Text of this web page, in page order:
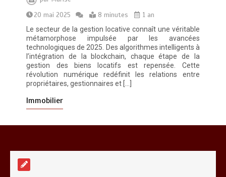
20 mai 2025
8 minutes
1 an
Le secteur de la gestion locative connaît une véritable
métamorphose impulsée par les avancées
technologiques de 2025. Des algorithmes intelligents à
l’intégration de la blockchain, chaque étape de la
gestion des biens locatifs est repensée. Cette
révolution numérique redéfinit les relations entre
propriétaires, gestionnaires et […]
Immobilier
Alimentation équilibrée : ses bienfaits